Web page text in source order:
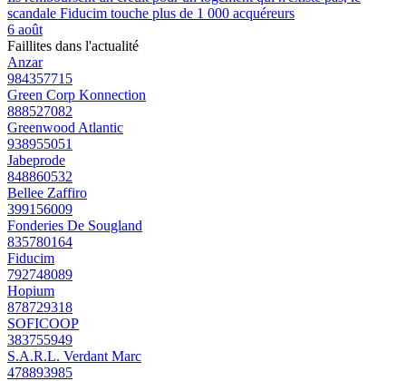
scandale Fiducim touche plus de 1 000 acquéreurs
6 août
Faillites dans l'actualité
Anzar
984357715
Green Corp Konnection
888527082
Greenwood Atlantic
938955051
Jabeprode
848860532
Bellee Zaffiro
399156009
Fonderies De Sougland
835780164
Fiducim
792748089
Hopium
878729318
SOFICOOP
383755949
S.A.R.L. Verdant Marc
478893985